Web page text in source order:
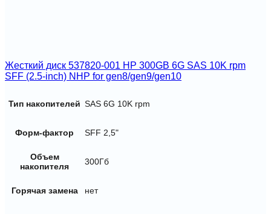
Жесткий диск 537820-001 HP 300GB 6G SAS 10K rpm
SFF (2.5-inch) NHP for gen8/gen9/gen10
Тип накопителей SAS 6G 10K rpm
Форм-фактор SFF 2,5"
Объем
накопителя
300Гб
Горячая замена нет